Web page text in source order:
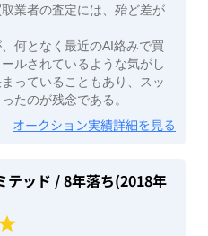
業者の査定には、殆ど差が
何となく最近のAI絡みで買
ルされているような気がし
っていることもあり、スッ
たのが残念である。
オークション実績詳細を見る
テッド / 8年落ち(2018年